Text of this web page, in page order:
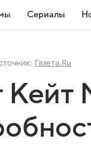
Сериалы
Газета.Ru
Кейт